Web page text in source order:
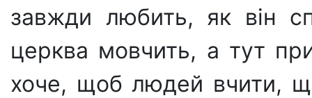
завжди любить, як він
церква мовчить, а тут
хоче, щоб людей вчити,